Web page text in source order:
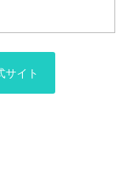
サイト